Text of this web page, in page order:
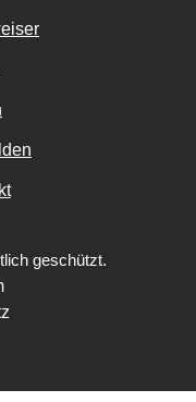
geschützt.